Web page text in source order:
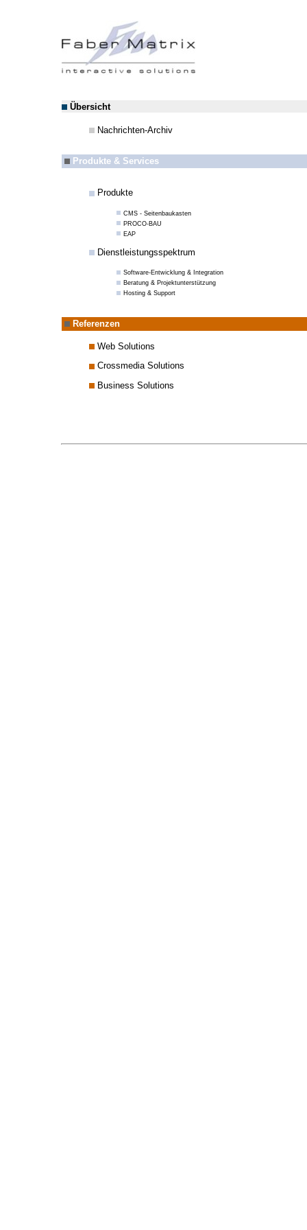
Übersicht
Nachrichten-Archiv
Produkte & Services
Produkte
CMS - Seitenbaukasten
PROCO-BAU
EAP
Dienstleistungsspektrum
Software-Entwicklung & Integration
Beratung & Projektunterstützung
Hosting & Support
Referenzen
Web Solutions
Crossmedia Solutions
Business Solutions